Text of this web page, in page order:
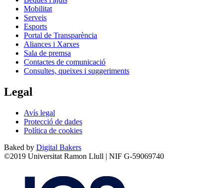
Mobilitat
Serveis
Esports
Portal de Transparència
Aliances i Xarxes
Sala de premsa
Contactes de comunicació
Consultes, queixes i suggeriments
Legal
Avís legal
Protecció de dades
Política de cookies
Baked by Digital Bakers
©2019 Universitat Ramon Llull | NIF G-59069740